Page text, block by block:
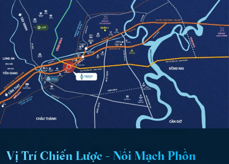
Vị Trí Chiến Lược - Nối Mạch Phồn